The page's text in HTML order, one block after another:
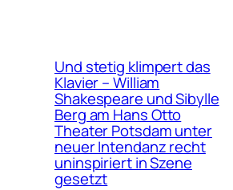
Und stetig klimpert das
Klavier – William
Shakespeare und Sibylle
Berg am Hans Otto
Theater Potsdam unter
neuer Intendanz recht
uninspiriert in Szene
gesetzt